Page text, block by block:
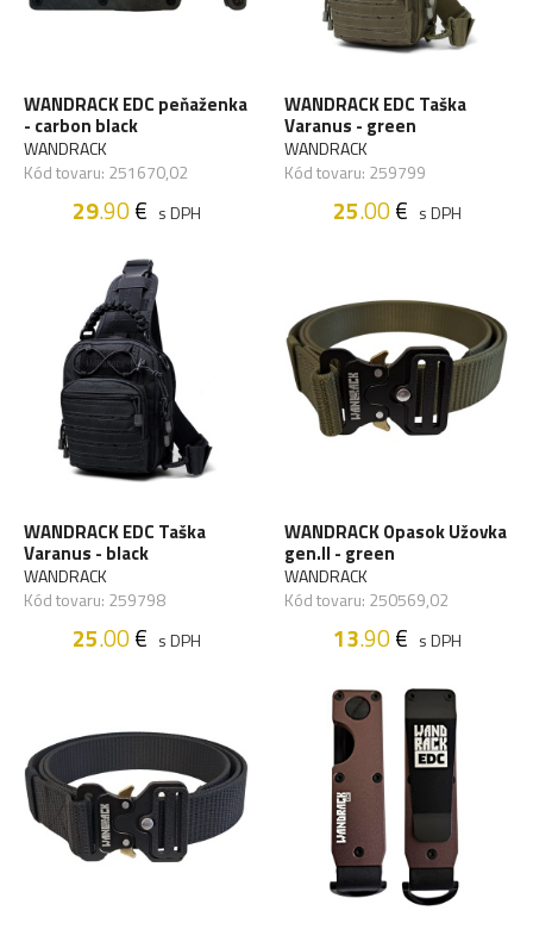
WANDRACK EDC peňaženka
- carbon black
WANDRACK
Kód tovaru: 251670,02
29.90€ s DPH
WANDRACK EDC Taška
Varanus - green
WANDRACK
Kód tovaru: 259799
25.00€ s DPH
WANDRACK EDC Taška
Varanus - black
WANDRACK
Kód tovaru: 259798
25.00€ s DPH
WANDRACK Opasok Užovka
gen.II - green
WANDRACK
Kód tovaru: 250569,02
13.90€ s DPH